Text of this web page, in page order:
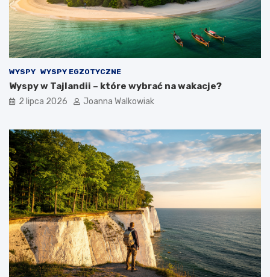
WYSPY WYSPY EGZOTYCZNE
Wyspy w Tajlandii – które wybrać na wakacje?
2 lipca 2026 Joanna Walkowiak